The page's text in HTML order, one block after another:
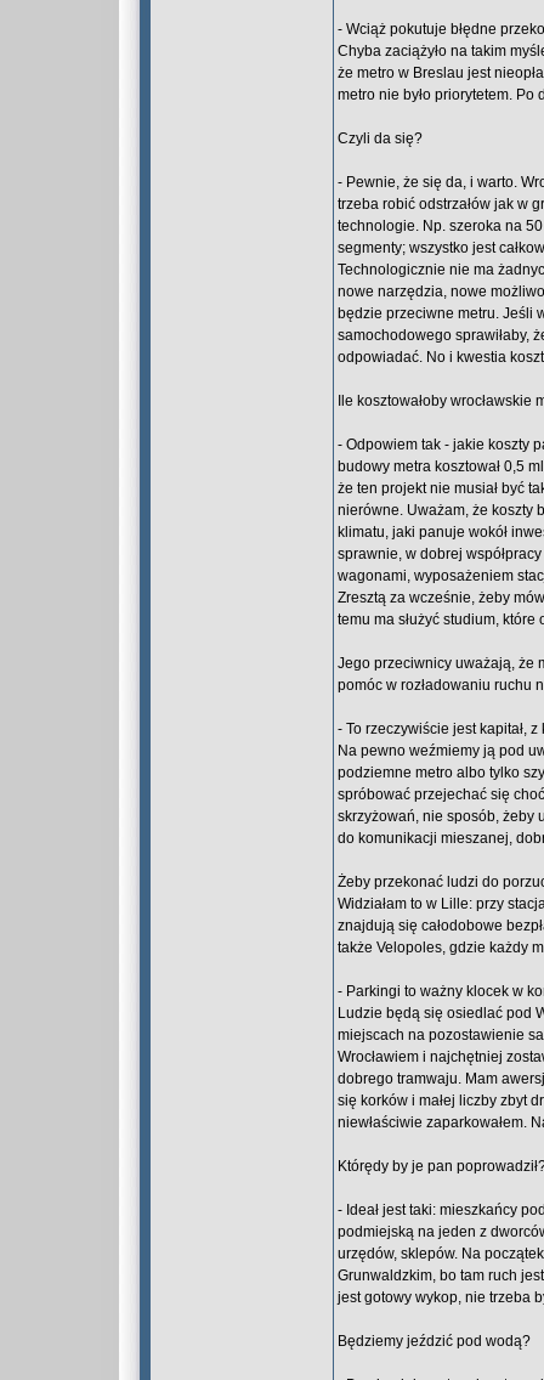
- Wciąż pokutuje błędne
Chyba zaciążyło na takim
że metro w Breslau jest
metro nie było priorytetem.
Czyli da się?
- Pewnie, że się da, i warto.
trzeba robić odstrzałów jak w
technologie. Np. szeroka na
segmenty; wszystko jest
Technologicznie nie ma
nowe narzędzia, nowe
będzie przeciwne metru. Jeśli
samochodowego sprawiłaby,
odpowiadać. No i kwestia
Ile kosztowałoby wrocławskie
- Odpowiem tak - jakie koszty
budowy metra kosztował 0,5
że ten projekt nie musiał być
nierówne. Uważam, że koszty
klimatu, jaki panuje wokół
sprawnie, w dobrej
wagonami, wyposażeniem
Zresztą za wcześnie, żeby
temu ma służyć studium, które
Jego przeciwnicy uważają, że
pomóc w rozładowaniu ruchu
- To rzeczywiście jest kapitał,
Na pewno weźmiemy ją pod
podziemne metro albo tylko
spróbować przejechać się
skrzyżowań, nie sposób, żeby
do komunikacji mieszanej,
Żeby przekonać ludzi do
Widziałam to w Lille: przy
znajdują się całodobowe
także Velopoles, gdzie każdy
- Parkingi to ważny klocek w
Ludzie będą się osiedlać pod
miejscach na pozostawienie
Wrocławiem i najchętniej
dobrego tramwaju. Mam
się korków i małej liczby zbyt
niewłaściwie zaparkowałem.
Którędy by je pan
- Ideał jest taki: mieszkańcy
podmiejską na jeden z
urzędów, sklepów. Na
Grunwaldzkim, bo tam ruch
jest gotowy wykop, nie trzeba
Będziemy jeździć pod wodą?